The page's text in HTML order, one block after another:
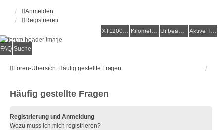
Anmelden
Registrieren
XT1200Z-Wiki
Kilometerstatistik Unbeantwortete Themen Aktive Themen
Alles rund um die Yamaha XT1200Z Super Ténéré
FAQ Suche
Foren-Übersicht Häufig gestellte Fragen
Häufig gestellte Fragen
Registrierung und Anmeldung
Wozu muss ich mich registrieren?